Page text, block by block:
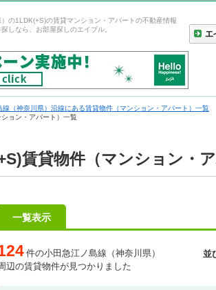
の1LDK(+S)の賃貸マンション・アパートの不動産情報
しなら、お部屋探しのエイブル。
線（神奈川県）沿線にある賃貸物件（マンション・アパート）一覧
ョン・アパート）一覧
賃貸物件（マンション・
一覧表示
件の小田急江ノ島線（神奈川県）
辺の賃貸物件が見つかりました
並